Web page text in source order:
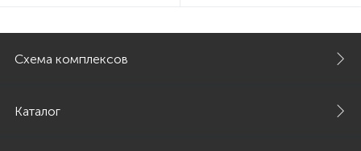
Схема комплексов
Каталог